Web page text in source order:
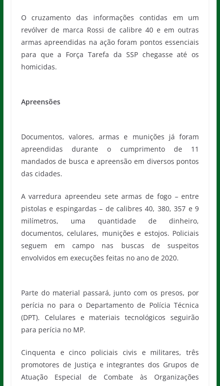
O cruzamento das informações contidas em um
revólver de marca Rossi de calibre 40 e em outras
armas apreendidas na ação foram pontos essenciais
para que a Força Tarefa da SSP chegasse até os
homicidas.
Apreensões
Documentos, valores, armas e munições já foram
apreendidas durante o cumprimento de 11
mandados de busca e apreensão em diversos pontos
das cidades.
A varredura apreendeu sete armas de fogo – entre
pistolas e espingardas – de calibres 40, 380, 357 e 9
milímetros, uma quantidade de dinheiro,
documentos, celulares, munições e estojos. Policiais
seguem em campo nas buscas de suspeitos
envolvidos em execuções feitas no ano de 2020.
Parte do material passará, junto com os presos, por
perícia no para o Departamento de Polícia Técnica
(DPT). Celulares e materiais tecnológicos seguirão
para perícia no MP.
Cinquenta e cinco policiais civis e militares, três
promotores de Justiça e integrantes dos Grupos de
Atuação Especial de Combate às Organizações